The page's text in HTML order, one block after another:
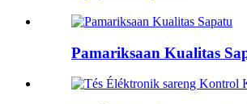
Pamariksaan Kualitas